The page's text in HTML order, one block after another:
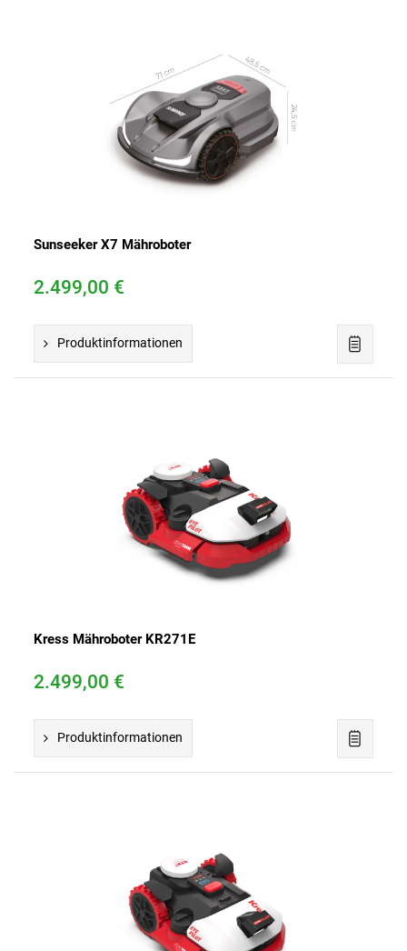
Sunseeker X7 Mähroboter
2.499,00 €
Produktinformationen
Kress Mähroboter KR271E
2.499,00 €
Produktinformationen